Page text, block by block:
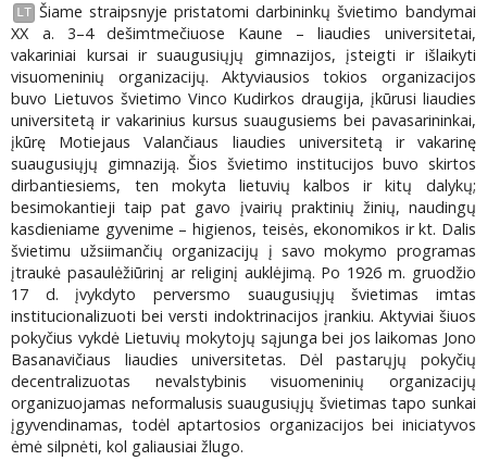
LT Šiame straipsnyje pristatomi darbininkų švietimo bandymai
XX a. 3–4 dešimtmečiuose Kaune – liaudies universitetai,
vakariniai kursai ir suaugusiųjų gimnazijos, įsteigti ir išlaikyti
visuomeninių organizacijų. Aktyviausios tokios organizacijos
buvo Lietuvos švietimo Vinco Kudirkos draugija, įkūrusi liaudies
universitetą ir vakarinius kursus suaugusiems bei pavasarininkai,
įkūrę Motiejaus Valančiaus liaudies universitetą ir vakarinę
suaugusiųjų gimnaziją. Šios švietimo institucijos buvo skirtos
dirbantiesiems, ten mokyta lietuvių kalbos ir kitų dalykų;
besimokantieji taip pat gavo įvairių praktinių žinių, naudingų
kasdieniame gyvenime – higienos, teisės, ekonomikos ir kt. Dalis
švietimu užsiimančių organizacijų į savo mokymo programas
įtraukė pasaulėžiūrinį ar religinį auklėjimą. Po 1926 m. gruodžio
17 d. įvykdyto perversmo suaugusiųjų švietimas imtas
institucionalizuoti bei versti indoktrinacijos įrankiu. Aktyviai šiuos
pokyčius vykdė Lietuvių mokytojų sąjunga bei jos laikomas Jono
Basanavičiaus liaudies universitetas. Dėl pastarųjų pokyčių
decentralizuotas nevalstybinis visuomeninių organizacijų
organizuojamas neformalusis suaugusiųjų švietimas tapo sunkai
įgyvendinamas, todėl aptartosios organizacijos bei iniciatyvos
ėmė silpnėti, kol galiausiai žlugo.